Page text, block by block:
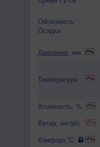
Облачность
Осадки
Давление, мм.
Температура
Влажность, %
Ветер, метр/с
Комфорт,°C